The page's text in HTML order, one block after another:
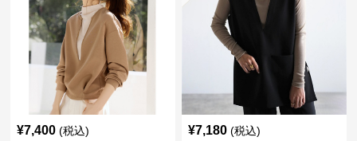
¥7,400 (税込) ¥7,180 (税込)